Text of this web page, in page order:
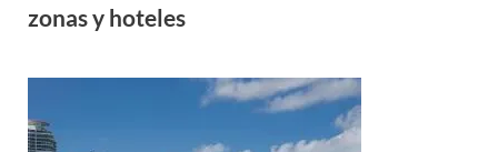
zonas y hoteles